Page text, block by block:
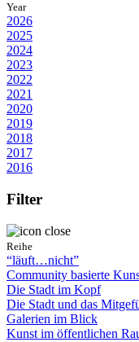
Year
2026
2025
2024
2023
2022
2021
2020
2019
2018
2017
2016
Filter
Reihe
“läuft…nicht”
Community basierte
Die Stadt im Kopf
Die Stadt und das
Galerien im Blick
Kunst im öffentlichen